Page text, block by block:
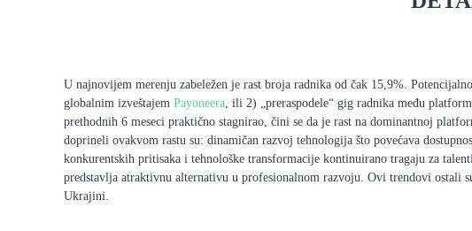
U najnovijem merenju zabeležen je rast broja radnika od čak 15,9%.
globalnim izveštajem Payoneera , ili 2) „preraspodele“ gig radnika među
prethodnih 6 meseci praktično stagnirao, čini se da je rast na dominantnoj
doprineli ovakvom rastu su: dinamičan razvoj tehnologija što povećava
konkurentskih pritisaka i tehnološke transformacije kontinuirano tragaju za
predstavlja atraktivnu alternativu u profesionalnom razvoju. Ovi trendovi ostali
Ukrajini.